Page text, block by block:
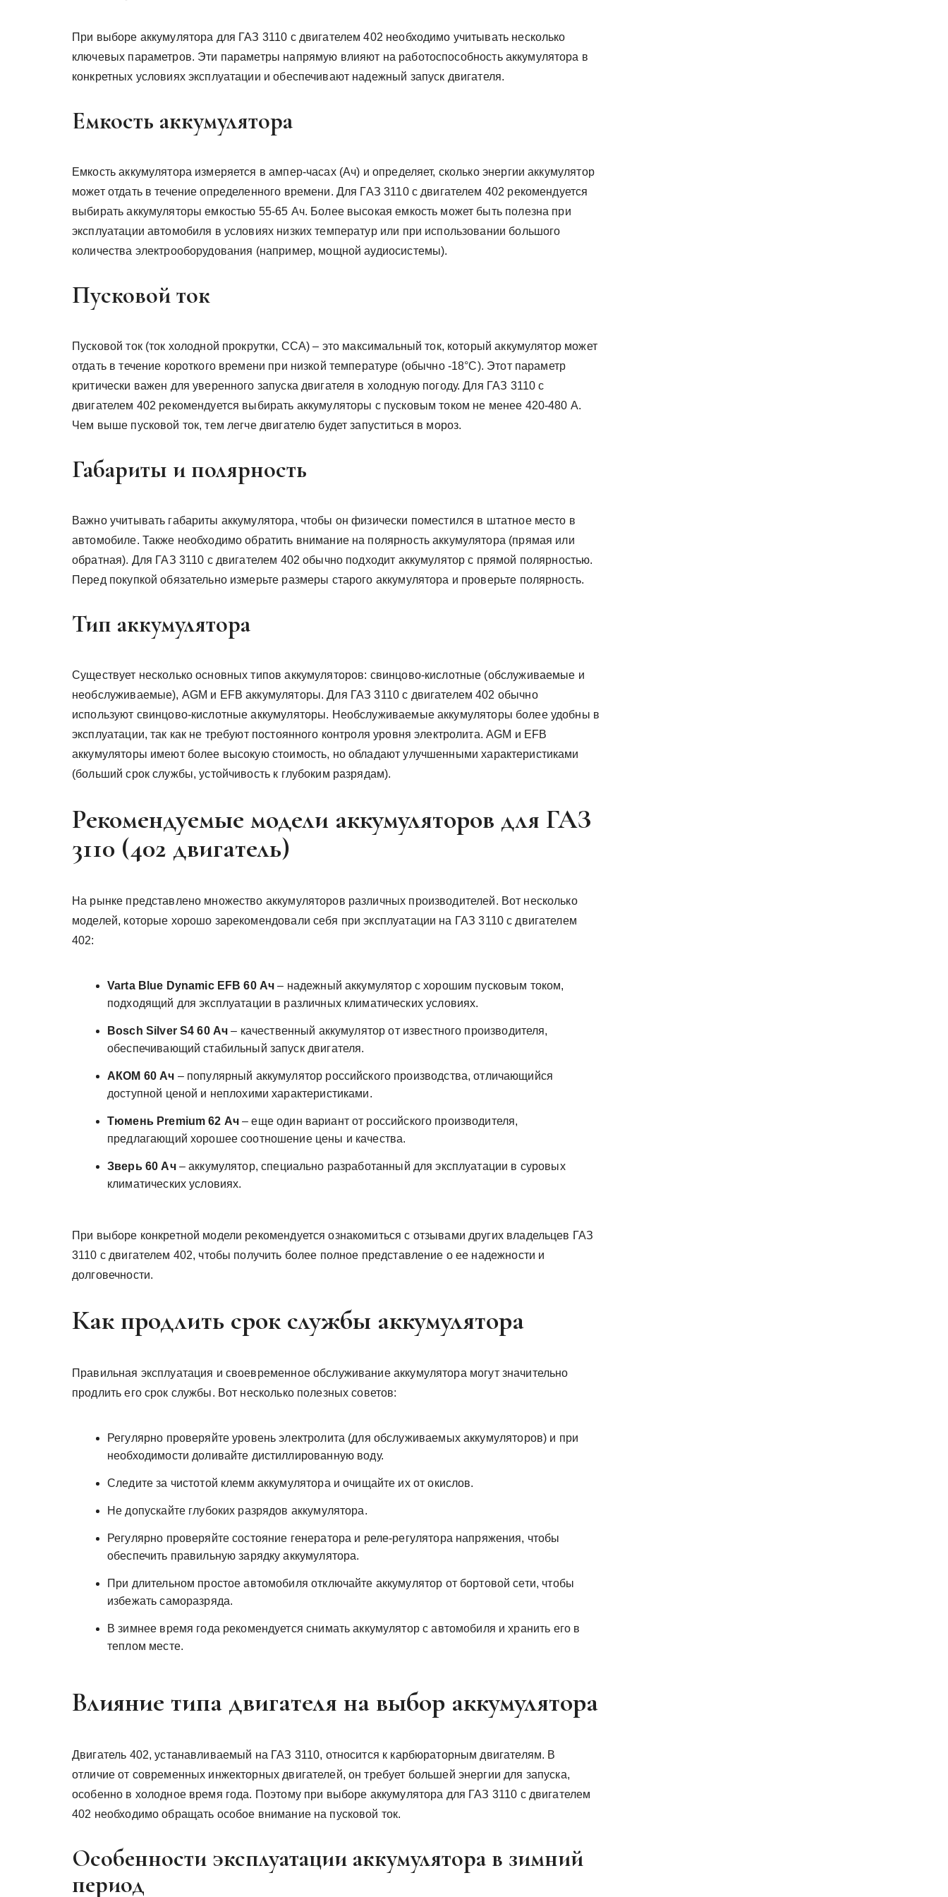
При выборе аккумулятора для ГАЗ 3110 с двигателем 402 необходимо учитывать несколько
ключевых параметров. Эти параметры напрямую влияют на работоспособность аккумулятора в
конкретных условиях эксплуатации и обеспечивают надежный запуск двигателя.
Емкость аккумулятора
Емкость аккумулятора измеряется в ампер-часах (Ач) и определяет, сколько энергии аккумулятор
может отдать в течение определенного времени. Для ГАЗ 3110 с двигателем 402 рекомендуется
выбирать аккумуляторы емкостью 55-65 Ач. Более высокая емкость может быть полезна при
эксплуатации автомобиля в условиях низких температур или при использовании большого
количества электрооборудования (например, мощной аудиосистемы).
Пусковой ток
Пусковой ток (ток холодной прокрутки, CCA) – это максимальный ток, который аккумулятор может
отдать в течение короткого времени при низкой температуре (обычно -18°C). Этот параметр
критически важен для уверенного запуска двигателя в холодную погоду. Для ГАЗ 3110 с
двигателем 402 рекомендуется выбирать аккумуляторы с пусковым током не менее 420-480 А.
Чем выше пусковой ток, тем легче двигателю будет запуститься в мороз.
Габариты и полярность
Важно учитывать габариты аккумулятора, чтобы он физически поместился в штатное место в
автомобиле. Также необходимо обратить внимание на полярность аккумулятора (прямая или
обратная). Для ГАЗ 3110 с двигателем 402 обычно подходит аккумулятор с прямой полярностью.
Перед покупкой обязательно измерьте размеры старого аккумулятора и проверьте полярность.
Тип аккумулятора
Существует несколько основных типов аккумуляторов: свинцово-кислотные (обслуживаемые и
необслуживаемые), AGM и EFB аккумуляторы. Для ГАЗ 3110 с двигателем 402 обычно
используют свинцово-кислотные аккумуляторы. Необслуживаемые аккумуляторы более удобны в
эксплуатации, так как не требуют постоянного контроля уровня электролита. AGM и EFB
аккумуляторы имеют более высокую стоимость, но обладают улучшенными характеристиками
(больший срок службы, устойчивость к глубоким разрядам).
Рекомендуемые модели аккумуляторов для ГАЗ
3110 (402 двигатель)
На рынке представлено множество аккумуляторов различных производителей. Вот несколько
моделей, которые хорошо зарекомендовали себя при эксплуатации на ГАЗ 3110 с двигателем
402:
Varta Blue Dynamic EFB 60 Ач – надежный аккумулятор с хорошим пусковым током,
подходящий для эксплуатации в различных климатических условиях.
Bosch Silver S4 60 Ач – качественный аккумулятор от известного производителя,
обеспечивающий стабильный запуск двигателя.
АКОМ 60 Ач – популярный аккумулятор российского производства, отличающийся
доступной ценой и неплохими характеристиками.
Тюмень Premium 62 Ач – еще один вариант от российского производителя,
предлагающий хорошее соотношение цены и качества.
Зверь 60 Ач– аккумулятор, специально разработанный для эксплуатации в суровых
климатических условиях.
При выборе конкретной модели рекомендуется ознакомиться с отзывами других владельцев ГАЗ
3110 с двигателем 402, чтобы получить более полное представление о ее надежности и
долговечности.
Как продлить срок службы аккумулятора
Правильная эксплуатация и своевременное обслуживание аккумулятора могут значительно
продлить его срок службы. Вот несколько полезных советов:
Регулярно проверяйте уровень электролита (для обслуживаемых аккумуляторов) и при
необходимости доливайте дистиллированную воду.
Следите за чистотой клемм аккумулятора и очищайте их от окислов.
Не допускайте глубоких разрядов аккумулятора.
Регулярно проверяйте состояние генератора и реле-регулятора напряжения, чтобы
обеспечить правильную зарядку аккумулятора.
При длительном простое автомобиля отключайте аккумулятор от бортовой сети, чтобы
избежать саморазряда.
В зимнее время года рекомендуется снимать аккумулятор с автомобиля и хранить его в
теплом месте.
Влияние типа двигателя на выбор аккумулятора
Двигатель 402, устанавливаемый на ГАЗ 3110, относится к карбюраторным двигателям. В
отличие от современных инжекторных двигателей, он требует большей энергии для запуска,
особенно в холодное время года. Поэтому при выборе аккумулятора для ГАЗ 3110 с двигателем
402 необходимо обращать особое внимание на пусковой ток.
Особенности эксплуатации аккумулятора в зимний
период